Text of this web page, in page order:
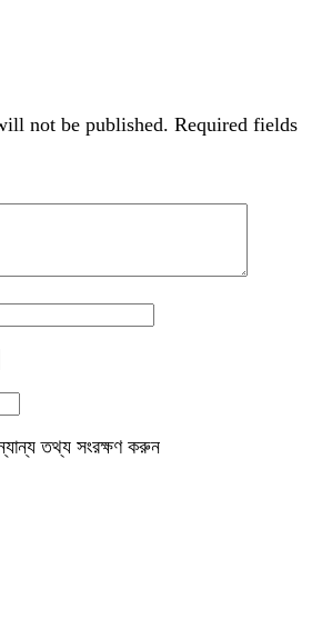
not be published. Required fields
তথ্য সংরক্ষণ করুন